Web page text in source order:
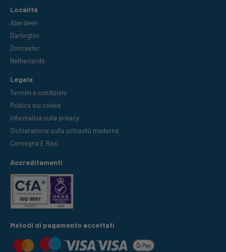
Località
Aberdeen
Darlington
Doncaster
Netherlands
Legale
Termini e condizioni
Politica sui cookie
Informativa sulla privacy
Dichiarazione sulla schiavitù moderna
Consegna E Resi
Accreditamenti
Metodi di pagamento accettati